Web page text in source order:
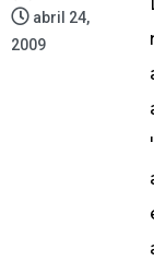
abril 24,
2009